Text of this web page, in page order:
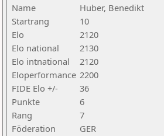
Name
Huber, Benedikt
Startrang
10
Elo
2120
Elo national
2130
Elo intnational
2120
Eloperformance 2200
FIDE Elo +/-
36
Punkte
6
Rang
7
Föderation
GER